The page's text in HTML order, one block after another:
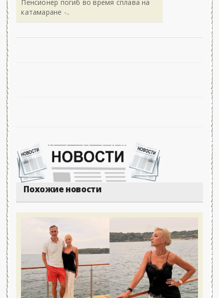
Пенсионер погиб во время сплава на
катамаране -..
Похожие новости